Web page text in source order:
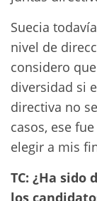
Suecia
nivel de
considero
diversidad si
directiva no
casos, ese
elegir a mis
TC: ¿Ha sido
los